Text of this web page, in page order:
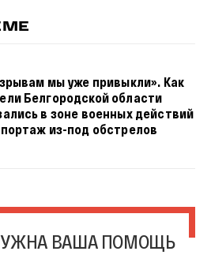
мы уже привыкли». Как
Белгородской области
в зоне военных действий
из-под обстрелов
ВАША ПОМОЩЬ